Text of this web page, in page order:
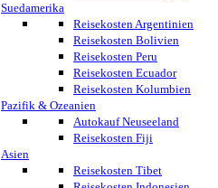
Suedamerika
Reisekosten Argentinien
Reisekosten Bolivien
Reisekosten Peru
Reisekosten Ecuador
Reisekosten Kolumbien
Pazifik & Ozeanien
Autokauf Neuseeland
Reisekosten Fiji
Asien
Reisekosten Tibet